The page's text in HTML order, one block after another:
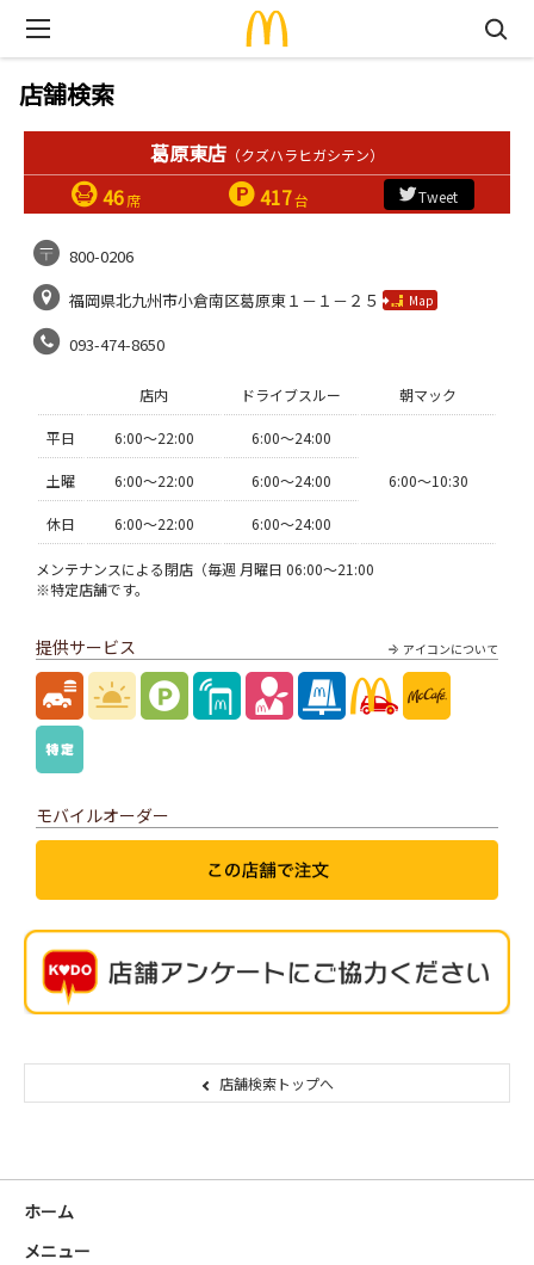
店舗検索
葛原東店 （クズハラヒガシテン）
46席 417台 Tweet
800-0206
福岡県北九州市小倉南区葛原東１－１－２５
Map
093-474-8650
店内 ドライブスルー 朝マック
平日 6:00〜22:00 6:00〜24:00
6:00〜10:30
土曜 6:00〜22:00 6:00〜24:00
休日 6:00〜22:00 6:00〜24:00
メンテナンスによる閉店（毎週 月曜日 06:00～21:00
※特定店舗です。
アイコンについて
提供サービス
モバイルオーダー
店舗検索トップへ
ホーム
メニュー